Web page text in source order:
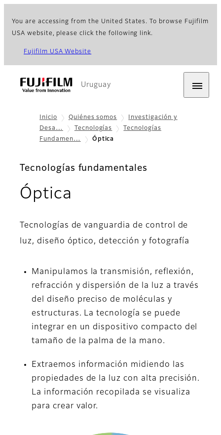
You are accessing from the United States. To browse Fujifilm
USA website, please click the following link.
Fujifilm USA Website
Uruguay
Inicio Quiénes somos
Investigación y
Desa…
Tecnologías
Tecnologías
Fundamen…
Óptica
Tecnologías fundamentales
Óptica
Tecnologías de vanguardia de control de
luz, diseño óptico, detección y fotografía
Manipulamos la transmisión, reflexión,
refracción y dispersión de la luz a través
del diseño preciso de moléculas y
estructuras. La tecnología se puede
integrar en un dispositivo compacto del
tamaño de la palma de la mano.
Extraemos información midiendo las
propiedades de la luz con alta precisión.
La información recopilada se visualiza
para crear valor.